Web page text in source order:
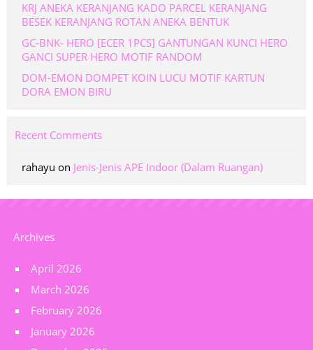
KRJ ANEKA KERANJANG KADO PARCEL KERANJANG
BESEK KERANJANG ROTAN ANEKA BENTUK
GC-BNK- HERO [ECER 1PCS] GANTUNGAN KUNCI HERO
GANCI SUPER HERO MOTIF RANDOM
DOM-EMON DOMPET KOIN LUCU MOTIF KARTUN
DORA EMON BIRU
Recent Comments
rahayu on Jenis-Jenis APE Indoor (Dalam Ruangan)
Archives
April 2026
March 2026
February 2026
January 2026